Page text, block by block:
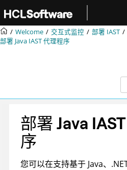
Welcome 交互式监控
部署 IAST
部署 Java IAST 代理程序
部署 Java
序
您可以在支持基于 Java、